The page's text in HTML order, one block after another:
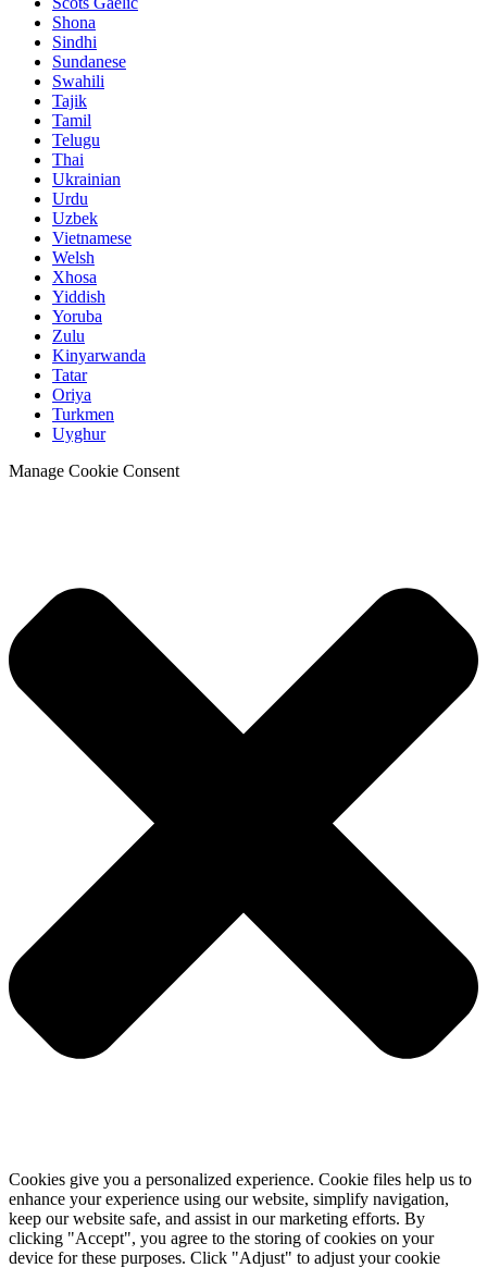
Shona
Sindhi
Sundanese
Swahili
Tajik
Tamil
Telugu
Thai
Ukrainian
Urdu
Uzbek
Vietnamese
Welsh
Xhosa
Yiddish
Yoruba
Zulu
Kinyarwanda
Tatar
Oriya
Turkmen
Uyghur
Manage Cookie Consent
Cookies give you a personalized experience. Cookie files help us to
enhance your experience using our website, simplify navigation,
keep our website safe, and assist in our marketing efforts. By
clicking "Accept", you agree to the storing of cookies on your
device for these purposes. Click "Adjust" to adjust your cookie